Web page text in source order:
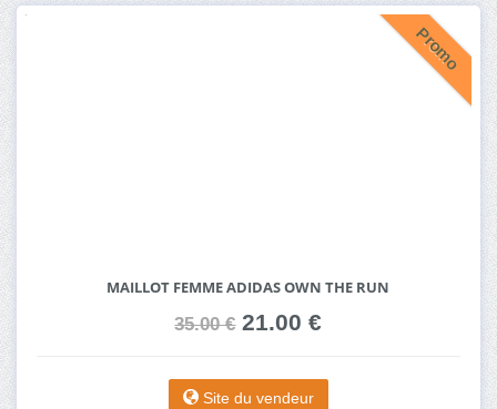
Promo
MAILLOT FEMME ADIDAS OWN THE RUN
35.00 €21.00 €
Site du vendeur